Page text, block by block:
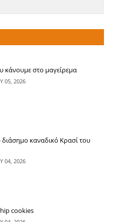
κάνουμε στο μαγείρεμα
05, 2026
διάσημο καναδικό Κρασί του
04, 2026
cookies